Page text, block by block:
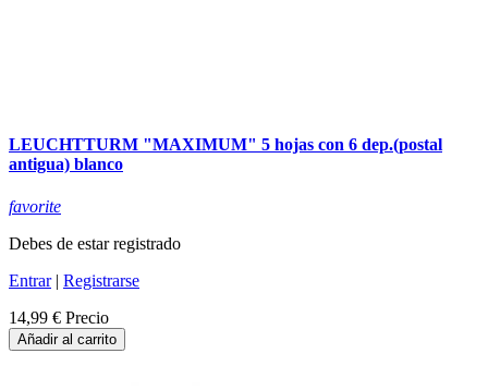
LEUCHTTURM "MAXIMUM" 5 hojas con 6 dep.(postal
antigua) blanco
favorite
Debes de estar registrado
Entrar| Registrarse
14,99 € Precio
Añadir al carrito